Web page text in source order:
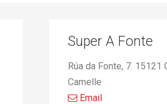
Super A Fonte
Rúa da Fonte, 7. 15121
Camelle
Email